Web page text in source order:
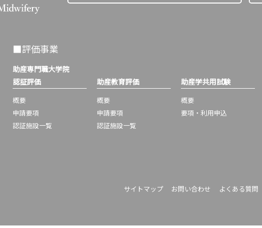
■評価事業
助産専門職大学院
認証評価
概要
申請要項
認証施設一覧
助産教育評価
概要
申請要項
認証施設一覧
助産学共用試験
概要
要項・利用申込
サイトマップ お問い合わせ よくある質問